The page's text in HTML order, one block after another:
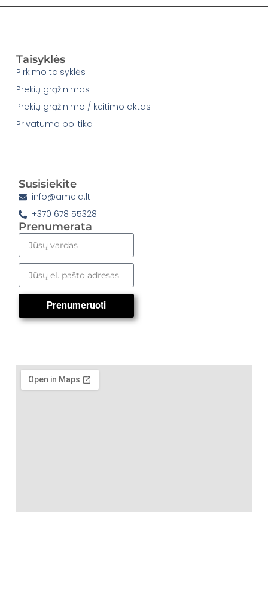
Taisyklės
Pirkimo taisyklės
Prekių grąžinimas
Prekių grąžinimo / keitimo aktas
Privatumo politika
Susisiekite
info@amela.lt
+370 678 55328
Prenumerata
Prenumeruoti